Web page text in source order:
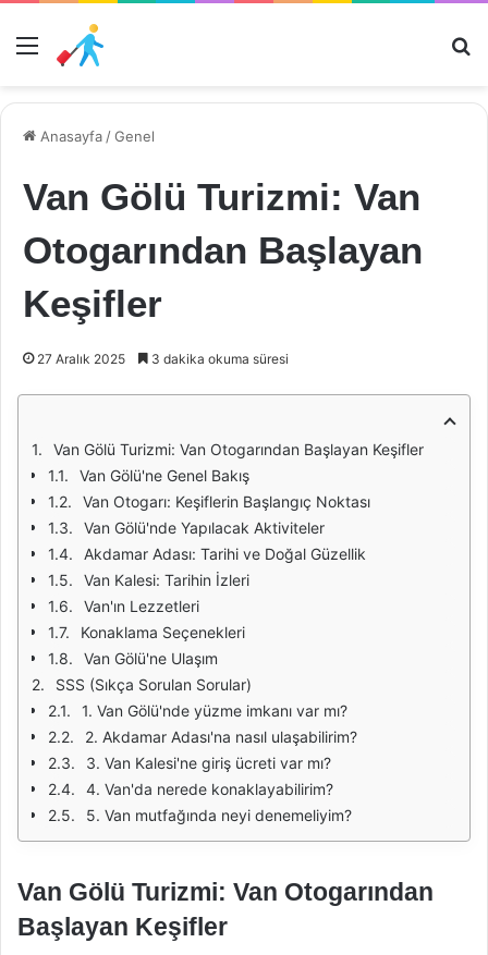
Menü
Anasayfa /Genel
Van Gölü Turizmi: Van
Otogarından Başlayan
Keşifler
27 Aralık 2025 3 dakika okuma süresi
Van Gölü Turizmi: Van Otogarından Başlayan Keşifler
Van Gölü'ne Genel Bakış
Van Otogarı: Keşiflerin Başlangıç Noktası
Van Gölü'nde Yapılacak Aktiviteler
Akdamar Adası: Tarihi ve Doğal Güzellik
Van Kalesi: Tarihin İzleri
Van'ın Lezzetleri
Konaklama Seçenekleri
Van Gölü'ne Ulaşım
SSS (Sıkça Sorulan Sorular)
1. Van Gölü'nde yüzme imkanı var mı?
2. Akdamar Adası'na nasıl ulaşabilirim?
3. Van Kalesi'ne giriş ücreti var mı?
4. Van'da nerede konaklayabilirim?
5. Van mutfağında neyi denemeliyim?
Van Gölü Turizmi: Van Otogarından
Başlayan Keşifler